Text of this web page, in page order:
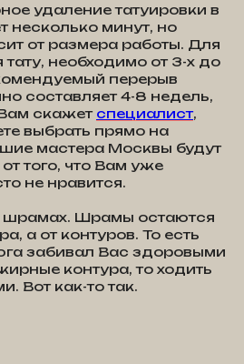
удаление татуировки в
несколько минут, но
от размера работы. Для
необходимо от 3-х до
перерыв
составляет 4-8 недель,
скажет специалист,
выбрать прямо на
мастера Москвы будут
того, что Вам уже
не нравится.
шрамах. Шрамы остаются
а от контуров. То есть
забивал Вас здоровыми
контура, то ходить
Вот как-то так.